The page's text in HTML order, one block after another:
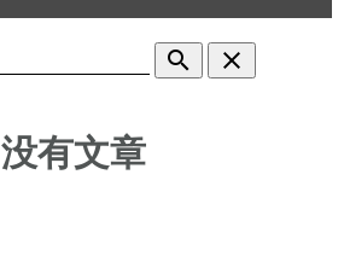
search clear
没有文章